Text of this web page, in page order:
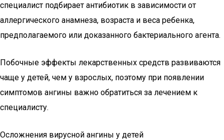
специалист подбирает антибиотик в зависимости от
аллергического анамнеза, возраста и веса ребенка,
предполагаемого или доказанного бактериального агента.
Побочные эффекты лекарственных средств развиваются
чаще у детей, чем у взрослых, поэтому при появлении
симптомов ангины важно обратиться за лечением к
специалисту.
Осложнения вирусной ангины у детей